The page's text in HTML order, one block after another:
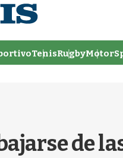
TenisRugby
de